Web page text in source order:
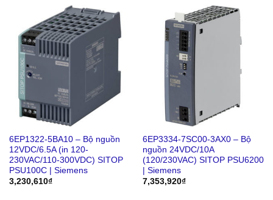
6EP1322-5BA10 – Bộ nguồn
12VDC/6.5A (in 120-
230VAC/110-300VDC) SITOP
PSU100C | Siemens
3,230,610₫
6EP3334-7SC00-3AX0 – Bộ
nguồn 24VDC/10A
(120/230VAC) SITOP PSU6200
| Siemens
7,353,920₫